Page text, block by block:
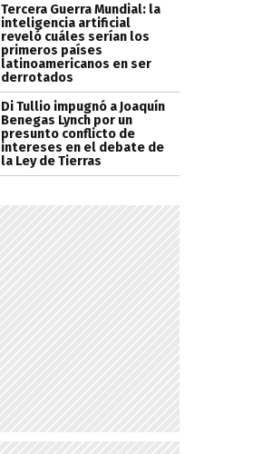
Tercera Guerra Mundial: la
inteligencia artificial
reveló cuáles serían los
primeros países
latinoamericanos en ser
derrotados
Di Tullio impugnó a Joaquín
Benegas Lynch por un
presunto conflicto de
intereses en el debate de
la Ley de Tierras